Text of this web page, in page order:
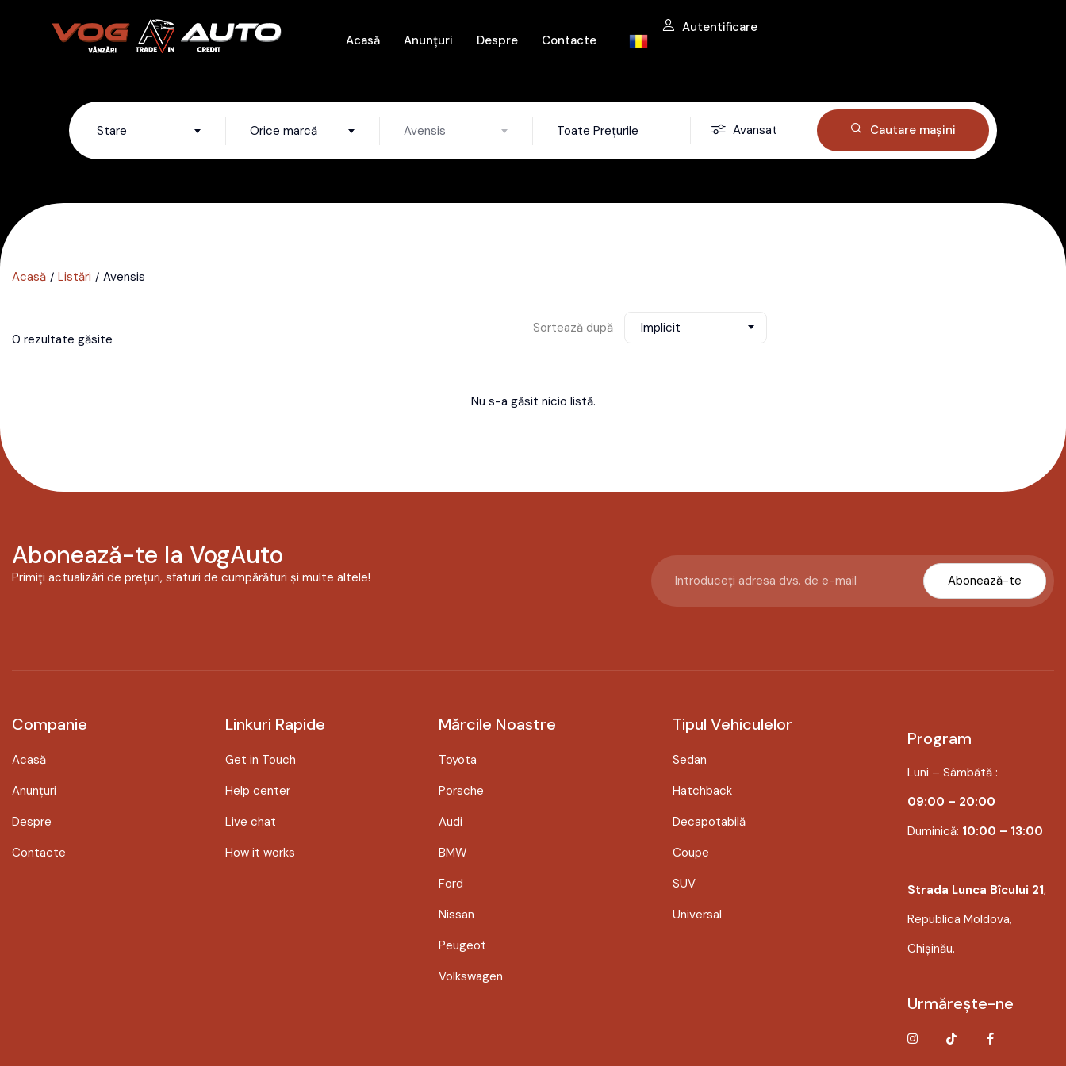
Acasă Anunțuri Despre Contacte
Autentificare
Stare Orice marcă Avensis Toate Prețurile Avansat Cautare mașini
Acasă Listări Avensis
0 rezultate găsite
Sortează după Implicit
Nu s-a găsit nicio listă.
Abonează-te la VogAuto
Primiți actualizări de prețuri, sfaturi de cumpărături și multe altele! Abonează-te
Companie
Acasă
Anunțuri
Despre
Contacte
Linkuri Rapide
Get in Touch
Help center
Live chat
How it works
Mărcile Noastre
Toyota
Porsche
Audi
BMW
Ford
Nissan
Peugeot
Volkswagen
Tipul Vehiculelor
Sedan
Hatchback
Decapotabilă
Coupe
SUV
Universal
Program
Luni – Sâmbătă :
09:00 – 20:00
Duminică: 10:00 – 13:00
Strada Lunca Bîcului 21,
Republica Moldova,
Chișinău.
Urmărește-ne